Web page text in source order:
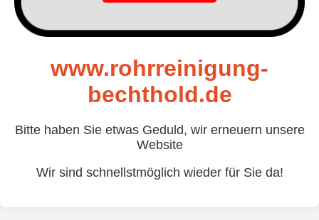
www.rohrreinigung-
bechthold.de
Bitte haben Sie etwas Geduld, wir erneuern unsere
Website
Wir sind schnellstmöglich wieder für Sie da!